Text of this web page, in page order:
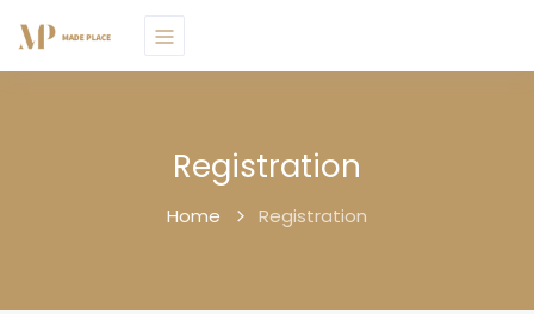
Registration
Home Registration